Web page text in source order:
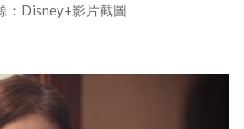
：Disney+影片截圖